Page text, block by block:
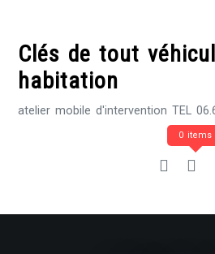
contentClés de tout
habitation
atelier mobile d'intervention TEL
0 items